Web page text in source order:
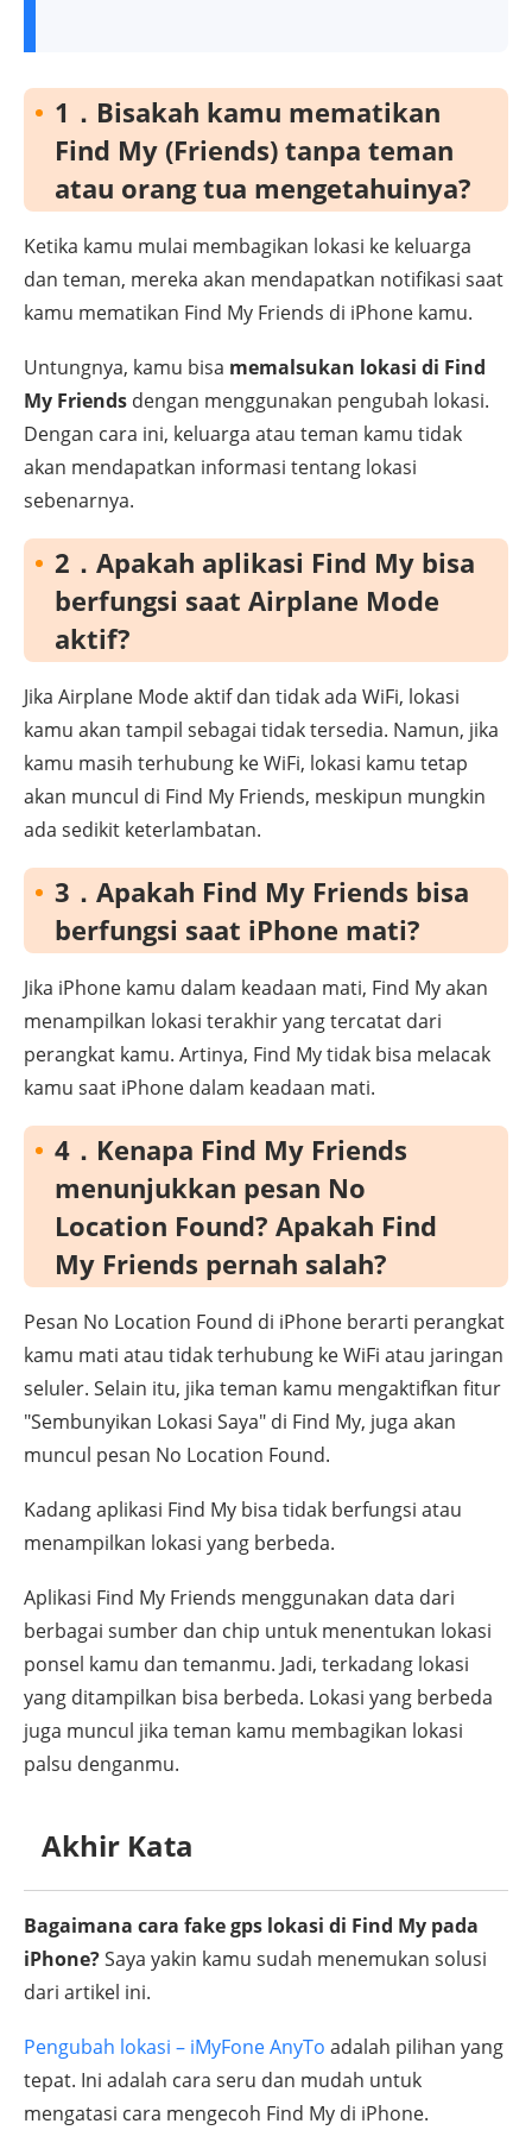
1．Bisakah kamu mematikan
Find My (Friends) tanpa teman
atau orang tua mengetahuinya?
Ketika kamu mulai membagikan lokasi ke keluarga
dan teman, mereka akan mendapatkan notifikasi saat
kamu mematikan Find My Friends di iPhone kamu.
Untungnya, kamu bisa memalsukan lokasi di Find
My Friends dengan menggunakan pengubah lokasi.
Dengan cara ini, keluarga atau teman kamu tidak
akan mendapatkan informasi tentang lokasi
sebenarnya.
2．Apakah aplikasi Find My bisa
berfungsi saat Airplane Mode
aktif?
Jika Airplane Mode aktif dan tidak ada WiFi, lokasi
kamu akan tampil sebagai tidak tersedia. Namun, jika
kamu masih terhubung ke WiFi, lokasi kamu tetap
akan muncul di Find My Friends, meskipun mungkin
ada sedikit keterlambatan.
3．Apakah Find My Friends bisa
berfungsi saat iPhone mati?
Jika iPhone kamu dalam keadaan mati, Find My akan
menampilkan lokasi terakhir yang tercatat dari
perangkat kamu. Artinya, Find My tidak bisa melacak
kamu saat iPhone dalam keadaan mati.
4．Kenapa Find My Friends
menunjukkan pesan No
Location Found? Apakah Find
My Friends pernah salah?
Pesan No Location Found di iPhone berarti perangkat
kamu mati atau tidak terhubung ke WiFi atau jaringan
seluler. Selain itu, jika teman kamu mengaktifkan fitur
"Sembunyikan Lokasi Saya" di Find My, juga akan
muncul pesan No Location Found.
Kadang aplikasi Find My bisa tidak berfungsi atau
menampilkan lokasi yang berbeda.
Aplikasi Find My Friends menggunakan data dari
berbagai sumber dan chip untuk menentukan lokasi
ponsel kamu dan temanmu. Jadi, terkadang lokasi
yang ditampilkan bisa berbeda. Lokasi yang berbeda
juga muncul jika teman kamu membagikan lokasi
palsu denganmu.
Akhir Kata
Bagaimana cara fake gps lokasi di Find My pada
iPhone?Saya yakin kamu sudah menemukan solusi
dari artikel ini.
Pengubah lokasi – iMyFone AnyTo adalah pilihan yang
tepat. Ini adalah cara seru dan mudah untuk
mengatasi cara mengecoh Find My di iPhone.